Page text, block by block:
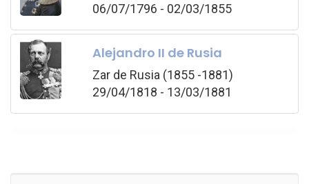
06/07/1796 - 02/03/1855
Alejandro II de Rusia
Zar de Rusia (1855 -1881)
29/04/1818 - 13/03/1881